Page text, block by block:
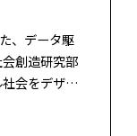
、データ駆
創造研究部
会をデザイ
た。オンラ